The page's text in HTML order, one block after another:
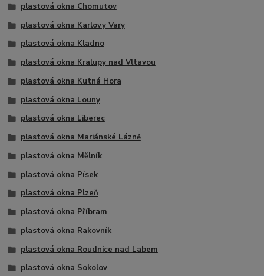
plastová okna Chomutov
plastová okna Karlovy Vary
plastová okna Kladno
plastová okna Kralupy nad Vltavou
plastová okna Kutná Hora
plastová okna Louny
plastová okna Liberec
plastová okna Mariánské Lázně
plastová okna Mělník
plastová okna Písek
plastová okna Plzeň
plastová okna Příbram
plastová okna Rakovník
plastová okna Roudnice nad Labem
plastová okna Sokolov